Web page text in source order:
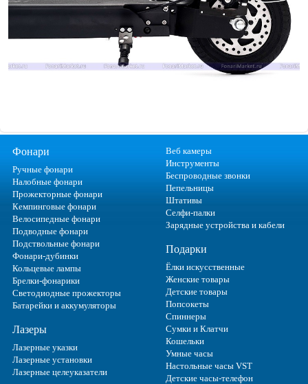
Фонари
Ручные фонари
Налобные фонари
Прожекторные фонари
Кемпинговые фонари
Велосипедные фонари
Подводные фонари
Подствольные фонари
Фонари-дубинки
Кольцевые лампы
Брелки-фонарики
Светодиодные прожекторы
Батарейки и аккумуляторы
Лазеры
Лазерные указки
Лазерные установки
Лазерные целеуказатели
Веб камеры
Инструменты
Беспроводные звонки
Пепельницы
Штативы
Селфи-палки
Зарядные устройства и кабели
Подарки
Ёлки искусственные
Женские товары
Детские товары
Попсокеты
Спиннеры
Сумки и Клатчи
Кошельки
Умные часы
Настольные часы VST
Детские часы-телефон